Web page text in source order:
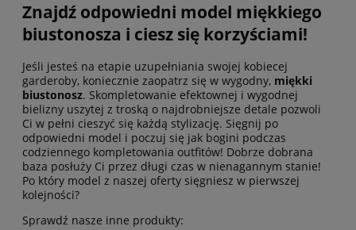
Znajdź odpowiedni model miękkiego
biustonosza i ciesz się korzyściami!
Jeśli jesteś na etapie uzupełniania swojej kobiecej
garderoby, koniecznie zaopatrz się w wygodny, miękki
biustonosz. Skompletowanie efektownej i wygodnej
bielizny uszytej z troską o najdrobniejsze detale pozwoli
Ci w pełni cieszyć się każdą stylizację. Sięgnij po
odpowiedni model i poczuj się jak bogini podczas
codziennego kompletowania outfitów! Dobrze dobrana
baza posłuży Ci przez długi czas w nienagannym stanie!
Po który model z naszej oferty sięgniesz w pierwszej
kolejności?
Sprawdź nasze inne produkty: